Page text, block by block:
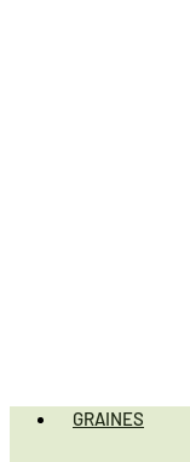
GRAINES